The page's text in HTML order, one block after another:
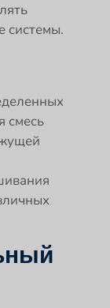
системы.
смесь